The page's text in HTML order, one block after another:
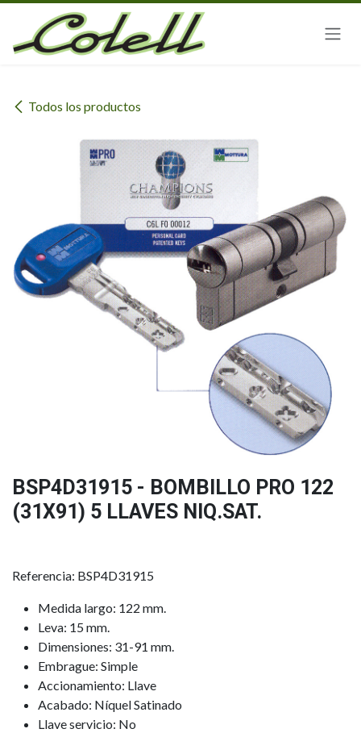
Ir al contenido
Todos los productos
BSP4D31915 - BOMBILLO PRO 122
(31X91) 5 LLAVES NIQ.SAT.
Referencia: BSP4D31915
Medida largo: 122 mm.
Leva: 15 mm.
Dimensiones: 31-91 mm.
Embrague: Simple
Accionamiento: Llave
Acabado: Níquel Satinado
Llave servicio: No